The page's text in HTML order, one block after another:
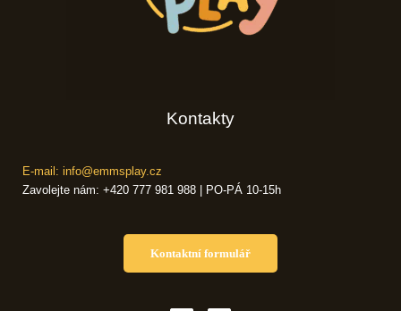
Kontakty
E-mail: info@emmsplay.cz
Zavolejte nám: +420 777 981 988 | PO-PÁ 10-15h
Kontaktní formulář